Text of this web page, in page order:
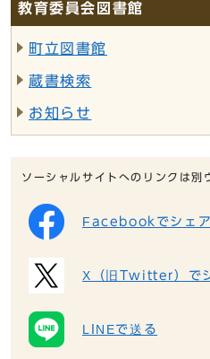
教育委員会図書館
町立図書館
蔵書検索
お知らせ
ソーシャルサイトへのリンクは別
Facebookでシェア
X（旧Twitter）で
LINEで送る